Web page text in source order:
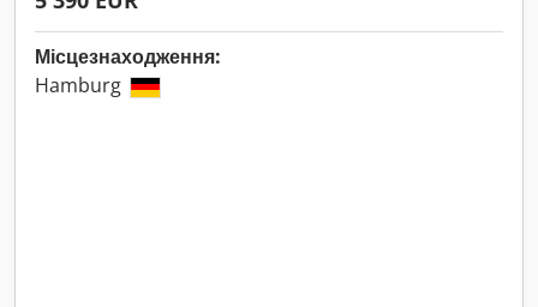
Місцезнаходження:
Hamburg